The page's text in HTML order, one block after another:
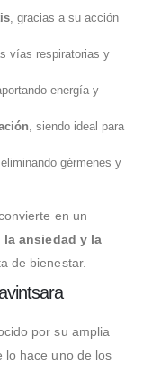
, gracias a su acción
vías respiratorias y
energía y
, siendo ideal para
gérmenes y
en un
la ansiedad y la
de bienestar.
por su amplia
lo hace uno de los